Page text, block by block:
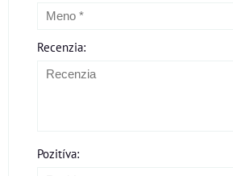
Recenzia:
Pozitíva: